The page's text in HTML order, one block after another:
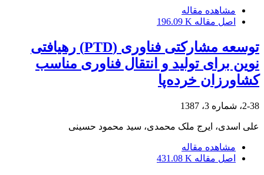
مشاهده مقاله
اصل مقاله 196.09 K
توسعه مشارکتی فناوری (PTD) رهیافتی
نوین برای تولید و انتقال فناوری مناسب
کشاورزان خرده‌پا
2-38، شماره 3، 1387
علی اسدی، ایرج ملک محمدی، سید محمود حسینی
مشاهده مقاله
اصل مقاله 431.08 K